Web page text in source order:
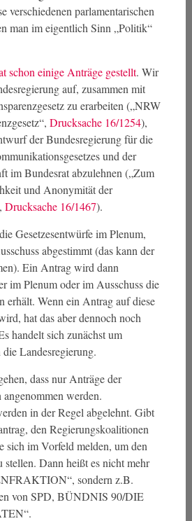
verschiedenen parlamentarischen
man im eigentlich Sinn „Politik“
schon einige Anträge gestellt. Wir
auf, zusammen mit
zu erarbeiten („NRW
Drucksache 16/1254),
der Bundesregierung für die
und der
im Bundesrat abzulehnen („Zum
und Anonymität der
Drucksache 16/1467).
Gesetzesentwürfe im Plenum,
abgestimmt (das kann der
Ein Antrag wird dann
im Plenum oder im Ausschuss die
erhält. Wenn ein Antrag auf diese
hat das aber dennoch noch
handelt sich zunächst um
Landesregierung.
dass nur Anträge der
werden.
in der Regel abgelehnt. Gibt
den Regierungskoalitionen
sich im Vorfeld melden, um den
stellen. Dann heißt es nicht mehr
sondern z.B.
von SPD, BÜNDNIS 90/DIE